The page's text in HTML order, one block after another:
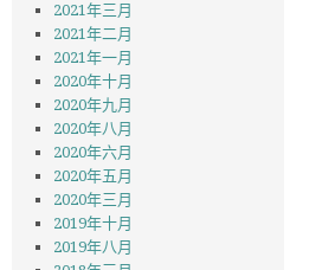
2021年三月
2021年二月
2021年一月
2020年十月
2020年九月
2020年八月
2020年六月
2020年五月
2020年三月
2019年十月
2019年八月